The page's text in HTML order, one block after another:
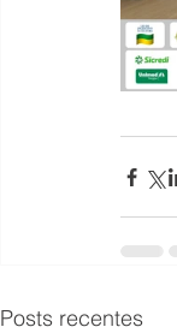
Posts recentes